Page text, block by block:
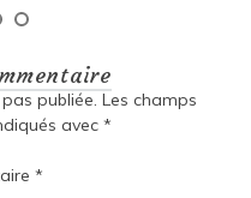
publiée. Les champs
avec *
*